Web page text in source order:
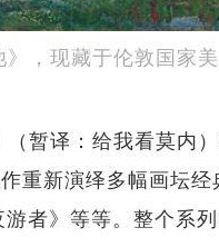
，现藏于伦敦国家
暂译：给我看莫内
重新演绎多幅画坛
者》等等。整个系列